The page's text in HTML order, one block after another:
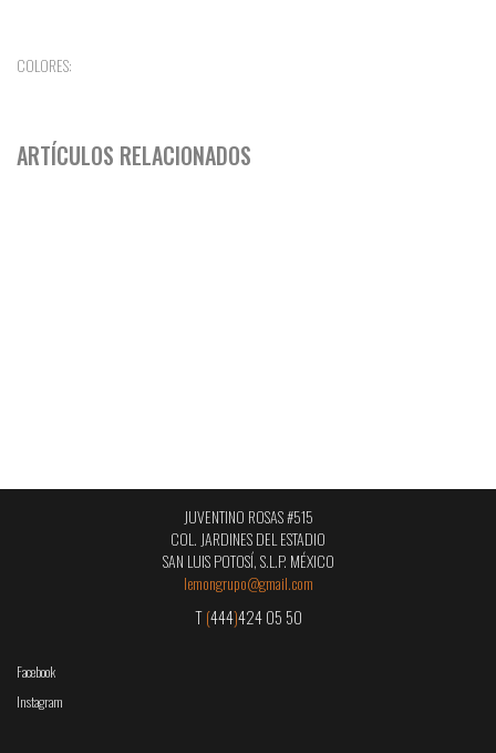
COLORES:
ARTÍCULOS RELACIONADOS
JUVENTINO ROSAS #515
COL. JARDINES DEL ESTADIO
SAN LUIS POTOSÍ, S.L.P. MÉXICO
lemongrupo@gmail.com
T(444)424 05 50
Facebook
Instagram